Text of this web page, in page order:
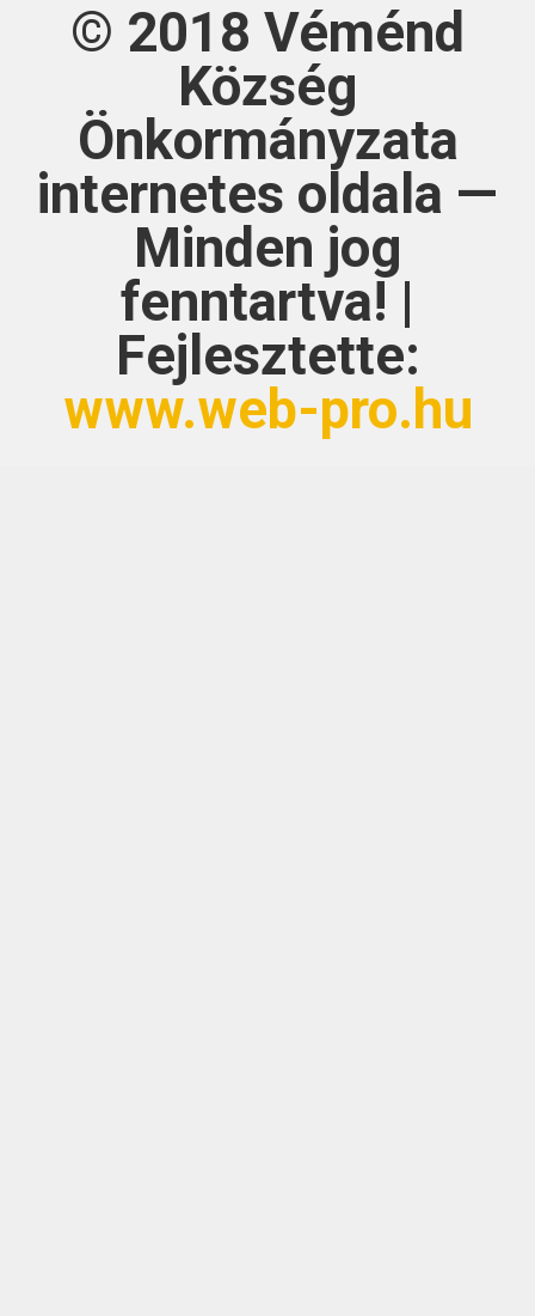
© 2018 Véménd
Község
Önkormányzata
internetes oldala —
Minden jog
fenntartva! |
Fejlesztette:
www.web-pro.hu